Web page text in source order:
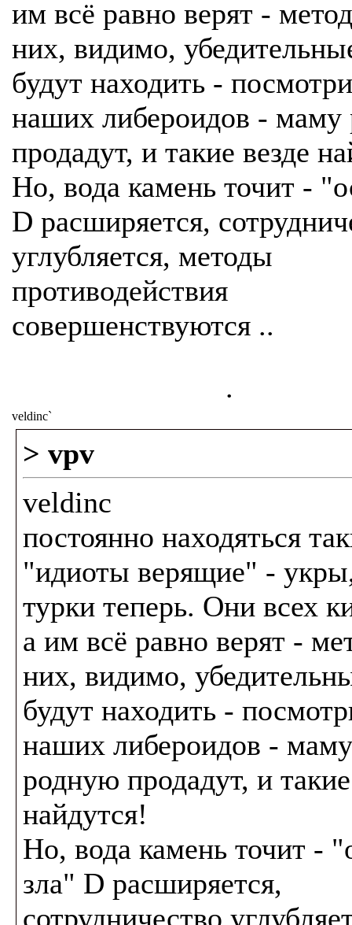
им всё равно верят -
них, видимо,
будут находить -
наших либероидов -
продадут, и такие везде
Но, вода камень точит -
D расширяется,
углубляется, методы
противодействия
совершенствуются ..
.
veldinc`
> vpv
veldinc
постоянно находяться
"идиоты верящие" -
турки теперь. Они всех
а им всё равно верят -
них, видимо,
будут находить -
наших либероидов - маму
родную продадут, и
найдутся!
Но, вода камень точит -
зла" D расширяется,
сотрудничество